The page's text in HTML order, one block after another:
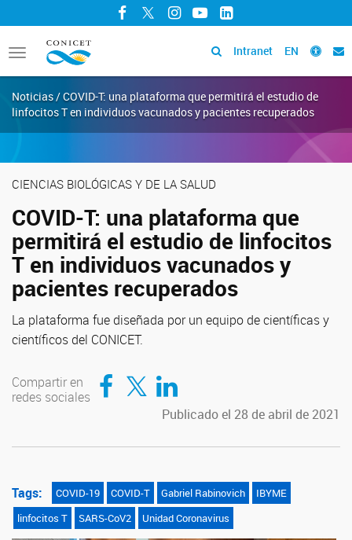
Facebook
TwitterInstagram
YouTubeLinkedIn
Toggle
navigation
Intranet EN
Noticias / COVID-T: una plataforma que permitirá el estudio de
linfocitos T en individuos vacunados y pacientes recuperados
CIENCIAS BIOLÓGICAS Y DE LA SALUD
COVID-T: una plataforma que
permitirá el estudio de linfocitos
T en individuos vacunados y
pacientes recuperados
La plataforma fue diseñada por un equipo de científicas y
científicos del CONICET.
Compartir en
redes sociales
Compartir en Facebook
Compartir en TwitterCompartir en LinkedIn
Publicado el 28 de abril de 2021
Tags: COVID-19 COVID-T Gabriel Rabinovich
IBYME
linfocitos T
SARS-CoV2 Unidad Coronavirus